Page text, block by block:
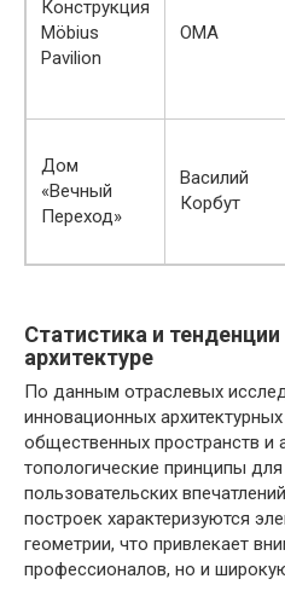
Конструкция
Möbius
Pavilion
OMA
Дом
«Вечный
Переход»
Василий
Корбут
Статистика и
архитектуре
По данным отраслевых
инновационных
общественных пространств и
топологические принципы
пользовательских
построек характеризуются
геометрии, что привлекает
профессионалов, но и